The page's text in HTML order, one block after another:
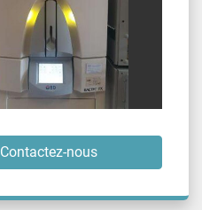
Contactez-nous